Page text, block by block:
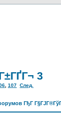
3
107 След.
ГђГ